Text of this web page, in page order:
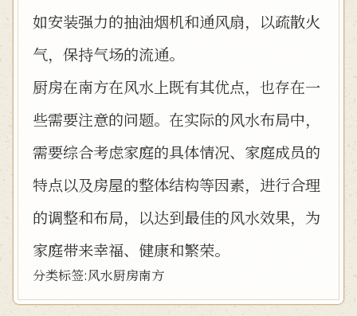
如安装强力的抽油烟机和通风扇，以疏散火
气，保持气场的流通。
厨房在南方在风水上既有其优点，也存在一
些需要注意的问题。在实际的风水布局中，
需要综合考虑家庭的具体情况、家庭成员的
特点以及房屋的整体结构等因素，进行合理
的调整和布局，以达到最佳的风水效果，为
家庭带来幸福、健康和繁荣。
分类标签:风水厨房南方